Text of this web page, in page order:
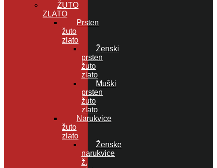
ŽUTO
ZLATO
Prsten
žuto
zlato
Ženski
prsten
žuto
zlato
Muški
prsten
žuto
zlato
Narukvice
žuto
zlato
Ženske
narukvice
ž.